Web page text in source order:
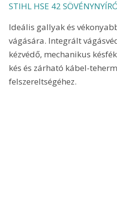
STIHL HSE 42
Ideális gallyak és
vágására. Integrált
kézvédő, mechanikus
kés és zárható kábel-
felszereltségéhez.